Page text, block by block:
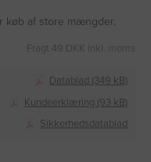
køb af store mængder.
Fragt 49 DKK inkl. moms
Datablad (349 kB)
Kundeerklæring (93 kB)
Sikkerhedsdatablad